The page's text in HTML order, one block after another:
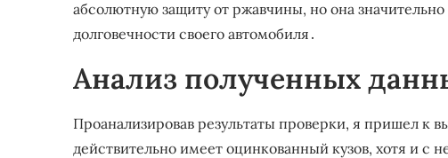
абсолютную защиту от ржавчины, но она
долговечности своего автомобиля․
Анализ полученных
Проанализировав результаты проверки, я пришел к
действительно имеет оцинкованный кузов, хотя и с